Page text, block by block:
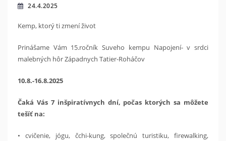
24.4.2025
Kemp, ktorý ti zmení život
Prinášame Vám 15.ročník Suveho kempu Napojení- v srdci
malebných hôr Západnych Tatier-Roháčov
10.8.-16.8.2025
Čaká Vás 7 inšpiratívnych dní, počas ktorých sa môžete
tešíť na:
• cvičenie, jógu, čchi-kung, společnú turistiku, firewalking,